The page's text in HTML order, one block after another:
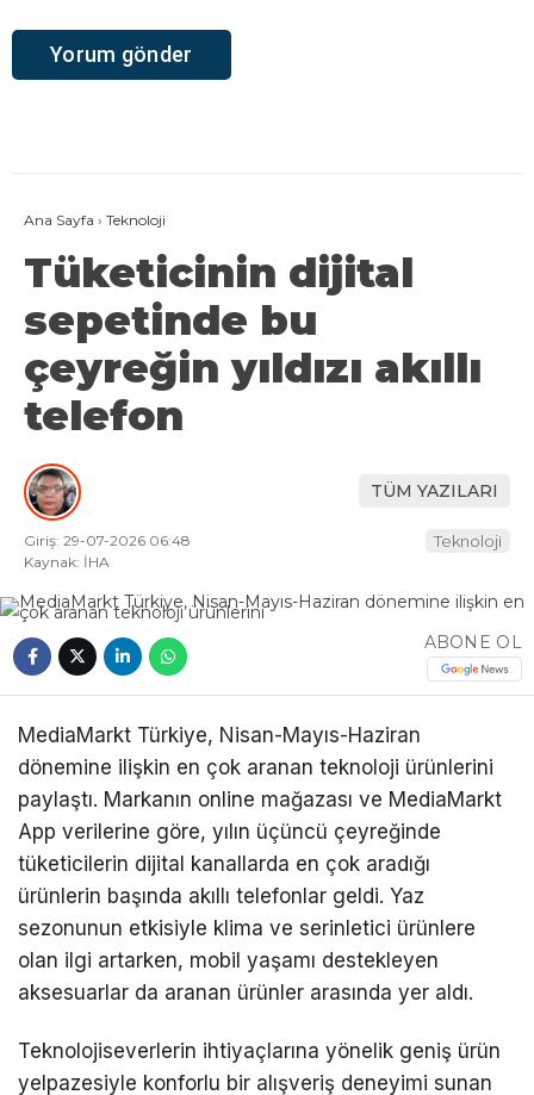
Ana Sayfa › Teknoloji
Tüketicinin dijital
sepetinde bu
çeyreğin yıldızı akıllı
telefon
TÜM YAZILARI
Giriş: 29-07-2026 06:48
Kaynak: İHA
Teknoloji
ABONE OL
MediaMarkt Türkiye, Nisan-Mayıs-Haziran
dönemine ilişkin en çok aranan teknoloji ürünlerini
paylaştı. Markanın online mağazası ve MediaMarkt
App verilerine göre, yılın üçüncü çeyreğinde
tüketicilerin dijital kanallarda en çok aradığı
ürünlerin başında akıllı telefonlar geldi. Yaz
sezonunun etkisiyle klima ve serinletici ürünlere
olan ilgi artarken, mobil yaşamı destekleyen
aksesuarlar da aranan ürünler arasında yer aldı.
Teknolojiseverlerin ihtiyaçlarına yönelik geniş ürün
yelpazesiyle konforlu bir alışveriş deneyimi sunan